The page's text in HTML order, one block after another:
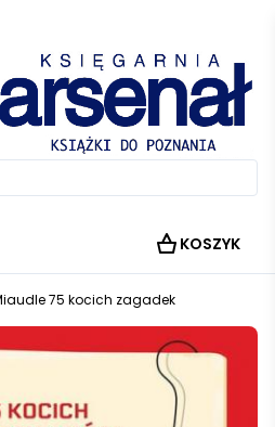
KOSZYK
75 kocich zagadek